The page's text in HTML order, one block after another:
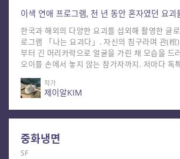
힘든 일이 아니라는 말이 절로 나오는데, 금주 추
하지 아니한다.」는 좋은 픽션은 이런 멋진(!) 현
한다는 증거가 아닐까 싶다. ※ 본작은 제9회 황금드래곤 문학상 예
심 및 출판 계약 검토 대상으로 선정되었습니다.
이내에 타사 계약 등의 제안이 있을 경우, 브릿G
다.
이색 연애 프로그램, 천 년 동안 혼자였던 요괴
한국과 해외의 다양한 요괴를 섭외해 촬영한 글
로그램 「나는 요괴다」. 자신의 침구라며 관(棺
부터 긴 머리카락으로 얼굴을 가린 채 모습을 드
오이를 손에서 놓지 않는 참가자까지. 저마다 독
만큼 함께할 연인을 선택하는 과정 역시 순탄치
음식을 묻는 자리에서 피와 간을 이야기하고, 철
는 참가자는 도시락통만 먹고 안에 든 음식은 뱉
가자들이 어떤 요괴인지 직접적으로 설명하지
행동 속에 드러나는 단서를 통해 정체를 추측하
를 선사한다. 특히 과거부터 오랜 세월을 살아온
애 프로그램에 참여한다는 설정은 묘한 공감대를
작가
제이알KIM
중화냉면
SF